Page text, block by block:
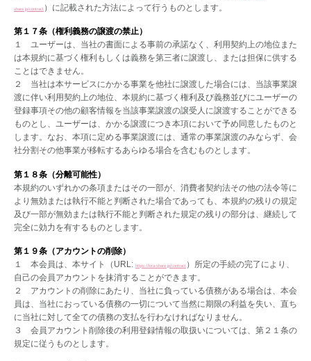
share.jp/contract ）に記載された方法によって行うものとします。
第１７条（権利義務の譲渡の禁止）
１ ユーザーは、当社の書面による事前の承諾なく、利用契約上の地位また
は本規約に基づく権利もしくは義務を第三者に譲渡し、または担保に供する
ことはできません。
２ 当社は本サービスにかかる事業を他社に譲渡した場合には、当該事業譲
渡に伴い利用契約上の地位、本規約に基づく権利及び義務並びにユーザーの
登録事項その他の顧客情報を当該事業譲渡の譲受人に譲渡することができる
ものとし、ユーザーは、かかる譲渡につき本項において予め同意したものと
します。なお、本項に定める事業譲渡には、通常の事業譲渡のみならず、会
社分割その他事業が移転するあらゆる場合を含むものとします。
第１８条（分離可能性）
本規約のいずれかの条項またはその一部が、消費者契約法その他の法令等に
より無効または執行不能と判断された場合であっても、本規約の残りの規定
及び一部が無効または執行不能と判断された規定の残りの部分は、継続して
完全に効力を有するものとします。
第１９条（アカウントの削除）
１ 本会員は、本サイト（URL: https://kira-share.jp/contract ）所定の手続の完了により、
自己の会員アカウントを抹消することができます。
２ アカウントの削除にあたり、当社に負っている債務がある場合は、本会
員は、当社におっている債務の一切について当然に期限の利益を失い、直ち
に当社に対して全ての債務の支払を行わなければなりません。
３ 会員アカウント削除後の利用登録情報の取扱いについては、第２１条の
規定に従うものとします。